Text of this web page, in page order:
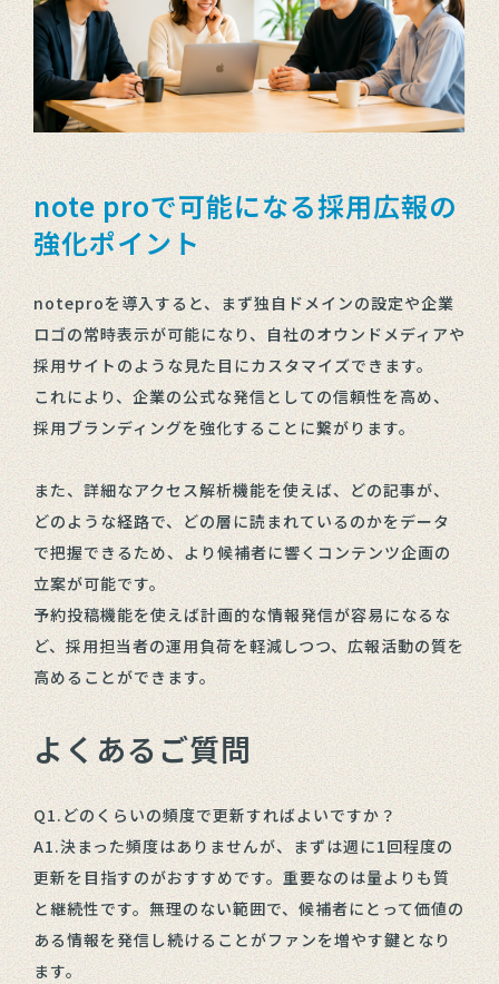
note proで可能になる採用広報の
強化ポイント
noteproを導入すると、まず独自ドメインの設定や企業
ロゴの常時表示が可能になり、自社のオウンドメディアや
採用サイトのような見た目にカスタマイズできます。
これにより、企業の公式な発信としての信頼性を高め、
採用ブランディングを強化することに繋がります。
また、詳細なアクセス解析機能を使えば、どの記事が、
どのような経路で、どの層に読まれているのかをデータ
で把握できるため、より候補者に響くコンテンツ企画の
立案が可能です。
予約投稿機能を使えば計画的な情報発信が容易になるな
ど、採用担当者の運用負荷を軽減しつつ、広報活動の質を
高めることができます。
よくあるご質問
Q1.どのくらいの頻度で更新すればよいですか？
A1.決まった頻度はありませんが、まずは週に1回程度の
更新を目指すのがおすすめです。重要なのは量よりも質
と継続性です。無理のない範囲で、候補者にとって価値の
ある情報を発信し続けることがファンを増やす鍵となり
ます。